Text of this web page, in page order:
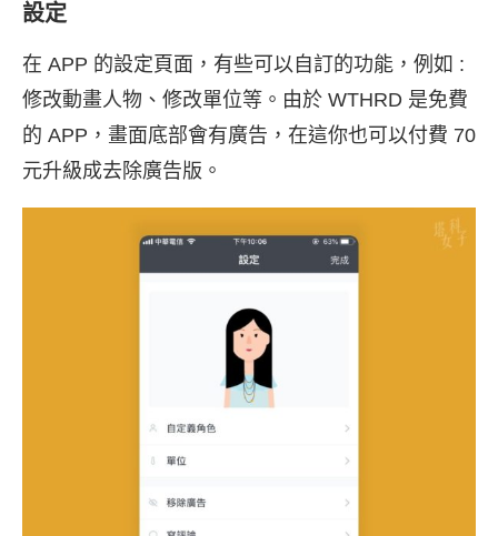
設定
在 APP 的設定頁面，有些可以自訂的功能，例如 :
修改動畫人物、修改單位等。由於 WTHRD 是免費
的 APP，畫面底部會有廣告，在這你也可以付費 70
元升級成去除廣告版。